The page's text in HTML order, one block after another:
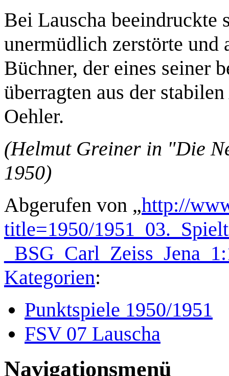
Bei Lauscha beeindruckte
unermüdlich zerstörte und
Büchner, der eines seiner
überragten aus der
Oehler.
(Helmut Greiner in "Die
1950)
Abgerufen von „http://
title=1950/
Kategorien:
Punktspiele 1950/1951
FSV 07 Lauscha
Navigationsmenü